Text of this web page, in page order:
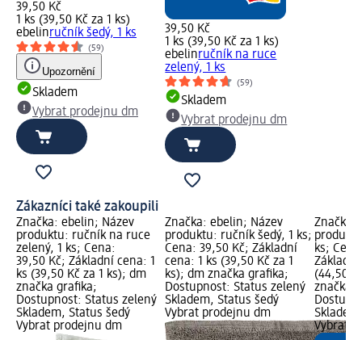
39,50 Kč
1 ks (39,50 Kč za 1 ks)
ebelinručník šedý, 1 ks
(59)
Upozornění
Skladem
Vybrat prodejnu dm
39,50 Kč
1 ks (39,50 Kč za 1 ks)
ebelinručník na ruce
zelený, 1 ks
(59)
Skladem
Vybrat prodejnu dm
Zákazníci také zakoupili
Značka: ebelin; Název
produktu: ručník na ruce
zelený, 1 ks; Cena:
39,50 Kč; Základní cena: 1
ks (39,50 Kč za 1 ks); dm
značka grafika;
Dostupnost: Status zelený
Skladem, Status šedý
Vybrat prodejnu dm
Značka: ebelin; Název
produktu: ručník šedý, 1 ks;
Cena: 39,50 Kč; Základní
cena: 1 ks (39,50 Kč za 1
ks); dm značka grafika;
Dostupnost: Status zelený
Skladem, Status šedý
Vybrat prodejnu dm
Značka:
ks;
Základní
(44,50
značka
Vybrat